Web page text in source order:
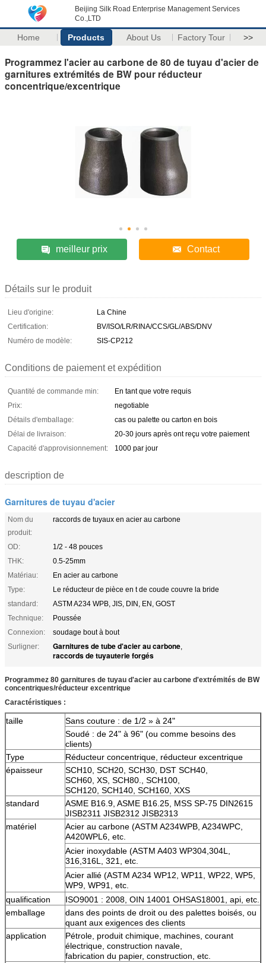
Beijing Silk Road Enterprise Management Services
Co.,LTD
Home Products About Us Factory Tour >>
Programmez l'acier au carbone de 80 de tuyau d'acier de
garnitures extrémités de BW pour réducteur
concentrique/excentrique
meilleur prix Contact
Détails sur le produit
Lieu d'origine:
La Chine
Certification:
BV/ISO/LR/RINA/CCS/GL/ABS/DNV
Numéro de modèle:
SIS-CP212
Conditions de paiement et expédition
Quantité de commande min:
En tant que votre requis
Prix:
negotiable
Détails d'emballage:
cas ou palette ou carton en bois
Délai de livraison:
20-30 jours après ont reçu votre paiement
Capacité d'approvisionnement:
1000 par jour
description de
Garnitures de tuyau d'acier
Nom du
produit:
raccords de tuyaux en acier au carbone
OD:
1/2 - 48 pouces
THK:
0.5-25mm
Matériau:
En acier au carbone
Type:
Le réducteur de pièce en t de coude couvre la bride
standard:
ASTM A234 WPB, JIS, DIN, EN, GOST
Technique:
Poussée
Connexion:
soudage bout à bout
Surligner:
Garnitures de tube d'acier au carbone,
raccords de tuyauterie forgés
Programmez 80 garnitures de tuyau d'acier au carbone d'extrémités de BW
concentriques/réducteur excentrique
Caractéristiques :
taille
Sans couture : de 1/2 » à 24"
Soudé : de 24" à 96" (ou comme besoins des
clients)
Type
Réducteur concentrique, réducteur excentrique
épaisseur
SCH10, SCH20, SCH30, DST SCH40,
SCH60, XS, SCH80., SCH100,
SCH120, SCH140, SCH160, XXS
standard
ASME B16.9, ASME B16.25, MSS SP-75 DIN2615
JISB2311 JISB2312 JISB2313
matériel
Acier au carbone (ASTM A234WPB, A234WPC,
A420WPL6, etc.
Acier inoxydable (ASTM A403 WP304,304L,
316,316L, 321, etc.
Acier allié (ASTM A234 WP12, WP11, WP22, WP5,
WP9, WP91, etc.
qualification
ISO9001 : 2008, OIN 14001 OHSAS18001, api, etc.
emballage
dans des points de droit ou des palettes boisés, ou
quant aux exigences des clients
application
Pétrole, produit chimique, machines, courant
électrique, construction navale,
fabrication du papier, construction, etc.